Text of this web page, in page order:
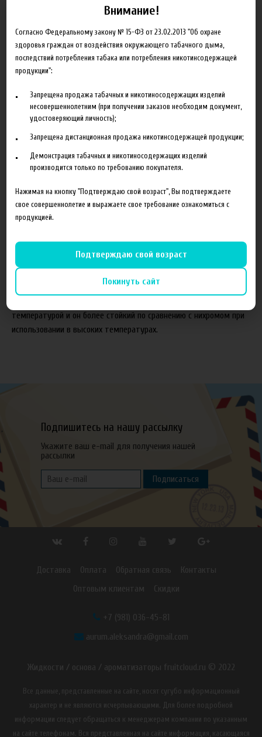
ДИАМЕТР
20.00 руб
В корзину
Добавить в сравнение
Описание Характеристики Отзывы
температурой и он более стойкий по сравнению с нихромом при
использовании в высоких температурах.
Подпишитесь на нашу рассылку
Укажите ваш e-mail для получения нашей
рассылки
Подписаться
Доставка Оплата Обратная связь
Контакты
Оптовым клиентам
Скидки
+7 (981) 036-45-81
aurum.aleksandra@gmail.com
Жидкости / основа / ароматизаторы fruitcloud.ru © 2022
Все данные, представленные на сайте, носят сугубо информационный
характер и не являются исчерпывающими. Для более подробной
информации следует обращаться к менеджерам компании по указанным
на сайте телефонам. Вся представленная на сайте информация, касающаяся
Внимание!
Согласно Федеральному закону № 15-ФЗ от 23.02.2013 "Об охране
здоровья граждан от воздействия окружающего табачного дыма,
последствий потребления табака или потребления никотинсодержащей
продукции":
Запрещена продажа табачных и никотиносодержащих изделий
несовершеннолетним (при получении заказов необходим документ,
удостоверяющий личность);
Запрещена дистанционная продажа никотинсодержащей продукции;
Демонстрация табачных и никотиносодержащих изделий
производится только по требованию покупателя.
Нажимая на кнопку "Подтверждаю свой возраст", Вы подтверждаете
свое совершеннолетие и выражаете свое требование ознакомиться с
продукцией.
Подтверждаю свой возраст
Покинуть сайт